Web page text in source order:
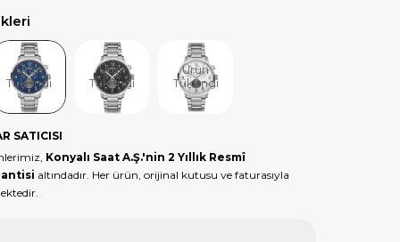
Ürün
Tükendi
Ürün
Tükendi
Ürün
Tükendi
SATICISI
Konyalı Saat A.Ş.'nin 2 Yıllık Resmî
altındadır. Her ürün, orijinal kutusu ve faturasıyla